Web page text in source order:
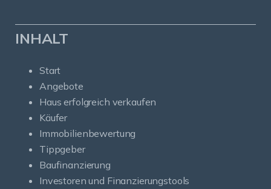
INHALT
Start
Angebote
Haus erfolgreich verkaufen
Käufer
Immobilienbewertung
Tippgeber
Baufinanzierung
Investoren und Finanzierungstools